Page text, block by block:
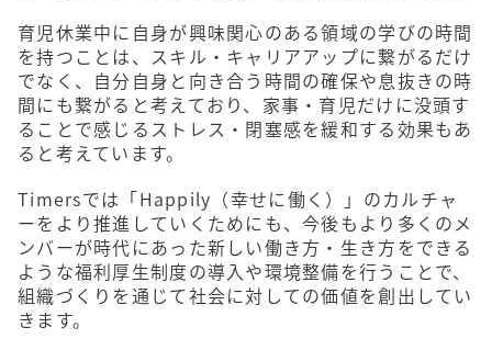
育児休業中に自身が興味関心のある領域の学びの時間
を持つことは、スキル・キャリアアップに繋がるだけ
でなく、自分自身と向き合う時間の確保や息抜きの時
間にも繋がると考えており、家事・育児だけに没頭す
ることで感じるストレス・閉塞感を緩和する効果もあ
ると考えています。
Timersでは「Happily（幸せに働く）」のカルチャ
ーをより推進していくためにも、今後もより多くのメ
ンバーが時代にあった新しい働き方・生き方をできる
ような福利厚生制度の導入や環境整備を行うことで、
組織づくりを通じて社会に対しての価値を創出してい
きます。